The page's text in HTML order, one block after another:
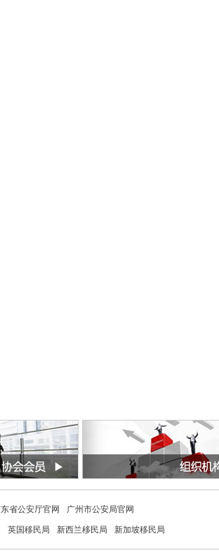
省公安厅官网 广州市公安局官网
英国移民局 新西兰移民局 新加坡移民局